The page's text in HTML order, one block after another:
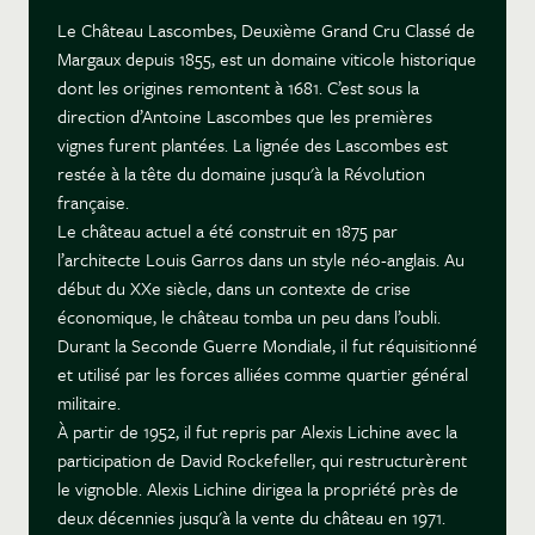
Le Château Lascombes, Deuxième Grand Cru Classé de
Margaux depuis 1855, est un domaine viticole historique
dont les origines remontent à 1681. C’est sous la
direction d’Antoine Lascombes que les premières
vignes furent plantées. La lignée des Lascombes est
restée à la tête du domaine jusqu'à la Révolution
française.
Le château actuel a été construit en 1875 par
l’architecte Louis Garros dans un style néo-anglais. Au
début du XXe siècle, dans un contexte de crise
économique, le château tomba un peu dans l’oubli.
Durant la Seconde Guerre Mondiale, il fut réquisitionné
et utilisé par les forces alliées comme quartier général
militaire.
À partir de 1952, il fut repris par Alexis Lichine avec la
participation de David Rockefeller, qui restructurèrent
le vignoble. Alexis Lichine dirigea la propriété près de
deux décennies jusqu'à la vente du château en 1971.